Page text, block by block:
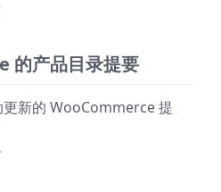
的产品目录提要
新的 WooCommerce 提